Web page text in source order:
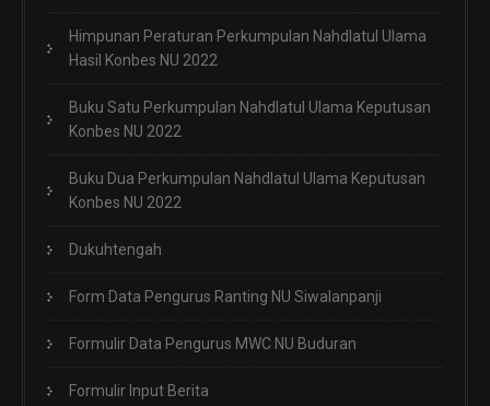
Himpunan Peraturan Perkumpulan Nahdlatul Ulama
Hasil Konbes NU 2022
Buku Satu Perkumpulan Nahdlatul Ulama Keputusan
Konbes NU 2022
Buku Dua Perkumpulan Nahdlatul Ulama Keputusan
Konbes NU 2022
Dukuhtengah
Form Data Pengurus Ranting NU Siwalanpanji
Formulir Data Pengurus MWC NU Buduran
Formulir Input Berita